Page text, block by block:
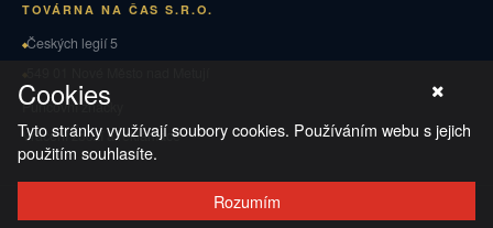
TOVÁRNA NA ČAS S.R.O.
Českých legií 5
Puncovní značky
Vrácení zboží a reklamace
Ochrana osobních údajů
Cookies
Tyto stránky využívají soubory cookies. Používáním webu s jejich
použitím souhlasíte.
Rozumím